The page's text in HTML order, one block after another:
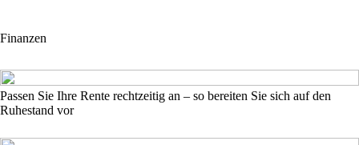
Finanzen
Passen Sie Ihre Rente rechtzeitig an – so bereiten Sie sich auf den
Ruhestand vor